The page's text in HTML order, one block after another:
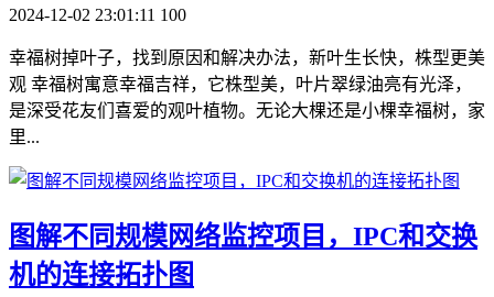
2024-12-02 23:01:11 100
幸福树掉叶子，找到原因和解决办法，新叶生长快，株型更美
观 幸福树寓意幸福吉祥，它株型美，叶片翠绿油亮有光泽，
是深受花友们喜爱的观叶植物。无论大棵还是小棵幸福树，家
里...
​图解不同规模网络监控项目，IPC和交换
机的连接拓扑图